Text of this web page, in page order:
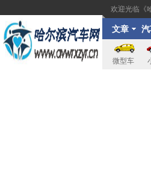
欢迎光临《
文章
微型车